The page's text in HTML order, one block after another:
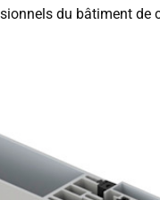
du bâtiment de